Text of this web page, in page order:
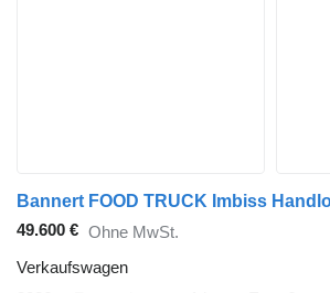
49.600 € Ohne MwSt.
Verkaufswagen